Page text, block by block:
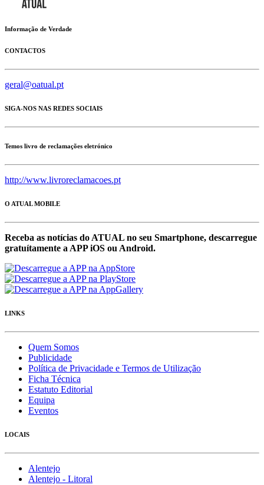
Informação de Verdade
CONTACTOS
geral@oatual.pt
SIGA-NOS NAS REDES SOCIAIS
Temos livro de reclamações eletrónico
http://www.livroreclamacoes.pt
O ATUAL MOBILE
Receba as notícias do ATUAL no seu Smartphone, descarregue
gratuítamente a APP iOS ou Android.
LINKS
Quem Somos
Publicidade
Política de Privacidade e Termos de Utilização
Ficha Técnica
Estatuto Editorial
Equipa
Eventos
LOCAIS
Alentejo
Alentejo - Litoral